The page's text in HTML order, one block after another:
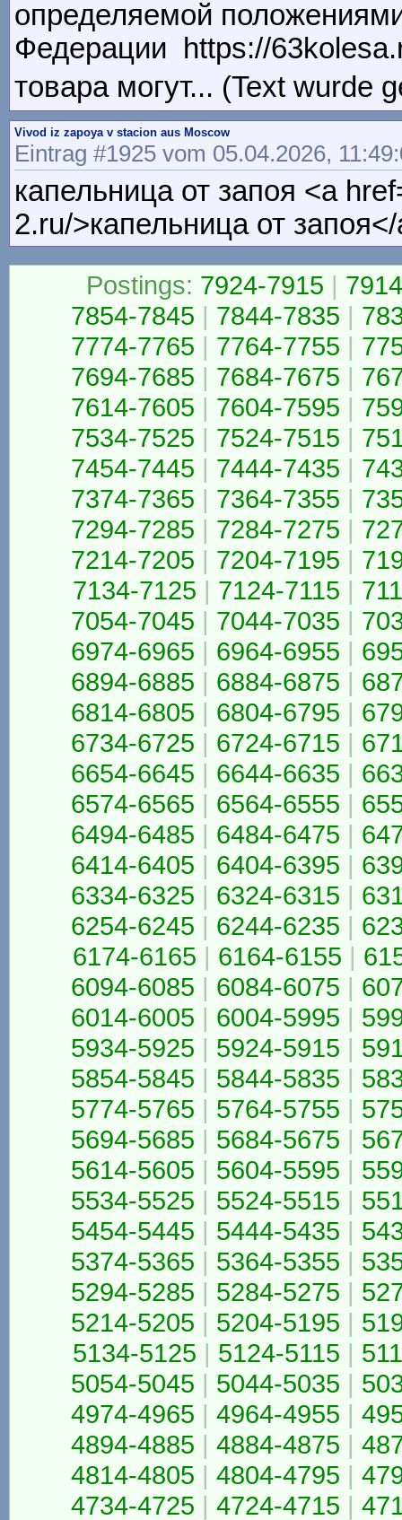
определяемой
Федерации https://
товара могут... (Text wurde
Vivod iz zapoya v stacion aus Moscow
Eintrag #1925 vom 05.04.2026,
капельница от запоя <a
2.ru/>капельница от
Postings: 7924-7915 |
7854-7845 | 7844-7835 |
7774-7765 | 7764-7755 |
7694-7685 | 7684-7675 |
7614-7605 | 7604-7595 |
7534-7525 | 7524-7515 |
7454-7445 | 7444-7435 |
7374-7365 | 7364-7355 |
7294-7285 | 7284-7275 |
7214-7205 | 7204-7195 |
7134-7125 | 7124-7115 |
7054-7045 | 7044-7035 |
6974-6965 | 6964-6955 |
6894-6885 | 6884-6875 |
6814-6805 | 6804-6795 |
6734-6725 | 6724-6715 |
6654-6645 | 6644-6635 |
6574-6565 | 6564-6555 |
6494-6485 | 6484-6475 |
6414-6405 | 6404-6395 |
6334-6325 | 6324-6315 |
6254-6245 | 6244-6235 |
6174-6165 | 6164-6155 |
6094-6085 | 6084-6075 |
6014-6005 | 6004-5995 |
5934-5925 | 5924-5915 |
5854-5845 | 5844-5835 |
5774-5765 | 5764-5755 |
5694-5685 | 5684-5675 |
5614-5605 | 5604-5595 |
5534-5525 | 5524-5515 |
5454-5445 | 5444-5435 |
5374-5365 | 5364-5355 |
5294-5285 | 5284-5275 |
5214-5205 | 5204-5195 |
5134-5125 | 5124-5115 |
5054-5045 | 5044-5035 |
4974-4965 | 4964-4955 |
4894-4885 | 4884-4875 |
4814-4805 | 4804-4795 |
4734-4725 | 4724-4715 |